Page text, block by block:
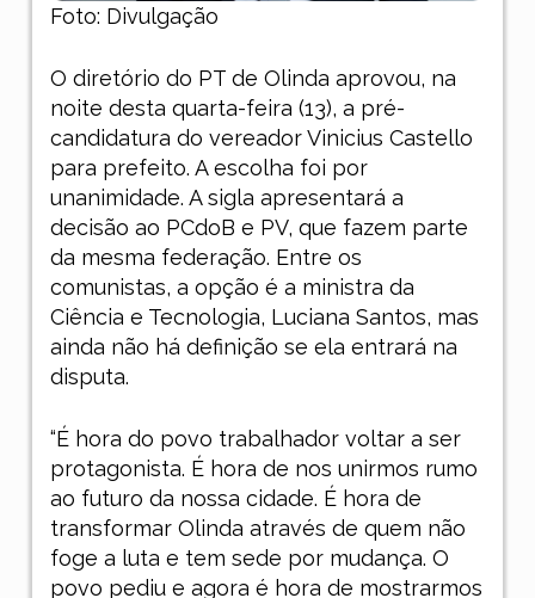
Foto: Divulgação
O diretório do PT de Olinda aprovou, na
noite desta quarta-feira (13), a pré-
candidatura do vereador Vinicius Castello
para prefeito. A escolha foi por
unanimidade. A sigla apresentará a
decisão ao PCdoB e PV, que fazem parte
da mesma federação. Entre os
comunistas, a opção é a ministra da
Ciência e Tecnologia, Luciana Santos, mas
ainda não há definição se ela entrará na
disputa.
“É hora do povo trabalhador voltar a ser
protagonista. É hora de nos unirmos rumo
ao futuro da nossa cidade. É hora de
transformar Olinda através de quem não
foge a luta e tem sede por mudança. O
povo pediu e agora é hora de mostrarmos